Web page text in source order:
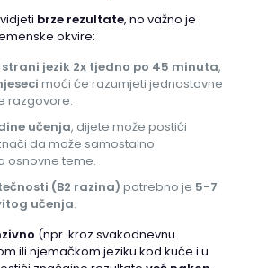
brze rezultate, no važno je
okvire:
jezik 2x tjedno po 45 minuta,
moći će razumjeti jednostavne
razgovore.
učenja, dijete može postići
da može samostalno
osnovne teme.
(B2 razina) potrebno je 5-7
učenja.
(npr. kroz svakodnevnu
ili njemačkom jeziku kod kuće i u